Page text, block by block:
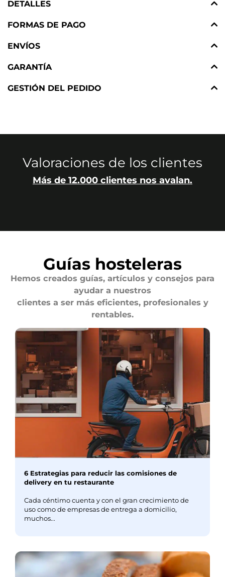
DETALLES
FORMAS DE PAGO
ENVÍOS
GARANTÍA
GESTIÓN DEL PEDIDO
Valoraciones de los clientes
Más de 12.000 clientes nos avalan.
Guías hosteleras
Hemos creados guías, artículos y consejos para
ayudar a nuestros
clientes a ser más eficientes, profesionales y
rentables.
6 Estrategias para reducir las comisiones de
delivery en tu restaurante
Cada céntimo cuenta y con el gran crecimiento de
uso como de empresas de entrega a domicilio,
muchos...